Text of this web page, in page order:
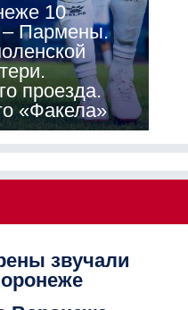
10
– Пармены.
проезда.
«Факела»
звучали